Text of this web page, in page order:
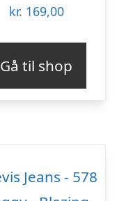
kr. 169,00
Gå til shop